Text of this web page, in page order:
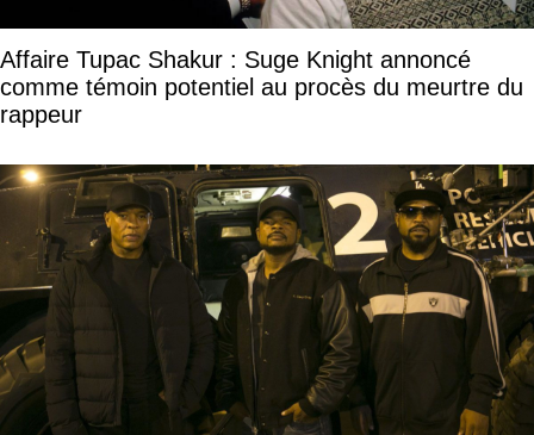
Affaire Tupac Shakur : Suge Knight annoncé
comme témoin potentiel au procès du meurtre du
rappeur